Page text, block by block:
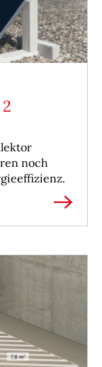
2
noch